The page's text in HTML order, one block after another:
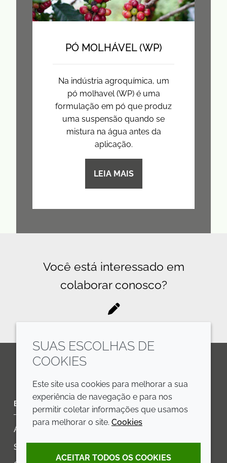
PÓ MOLHÁVEL (WP)
Na indústria agroquímica, um
pó molhavel (WP) é uma
formulação em pó que produz
uma suspensão quando se
mistura na água antes da
aplicação.
LEIA MAIS
Você está interessado em
colaborar conosco?
LinkedInYoutubeLine
EMPRESA
Annual Report
Sustainability Report
LEGAL
Termos e condições
SUAS ESCOLHAS DE
COOKIES
Este site usa cookies para melhorar a sua
experiência de navegação e para nos
permitir coletar informações que usamos
para melhorar o site. Cookies
ACEITAR TODOS OS COOKIES